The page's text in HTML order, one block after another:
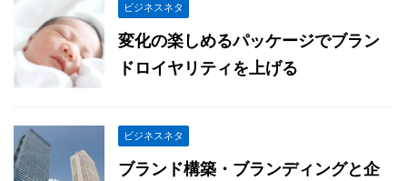
ビジネスネタ
変化の楽しめるパッケージでブラン
ドロイヤリティを上げる
ビジネスネタ
ブランド構築・ブランディングと企